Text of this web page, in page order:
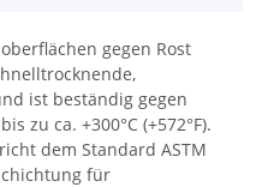
gegen Rost
ist beständig gegen
zu ca. +300°C (+572°F).
dem Standard ASTM
für